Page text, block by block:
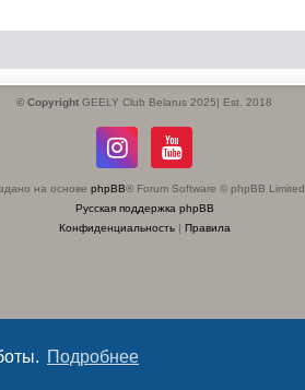
Подробнее
© Copyright GEELY Club Belarus 2025| Est. 2018
на основе phpBB® Forum Software © phpBB Limited
Русская поддержка phpBB
Конфиденциальность| Правила